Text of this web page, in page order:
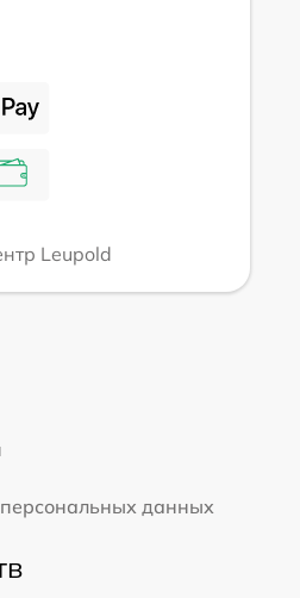
Leupold
данных